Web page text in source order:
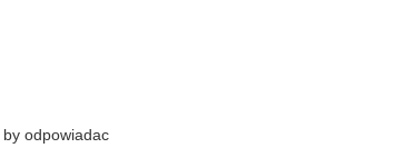
by odpowiadac